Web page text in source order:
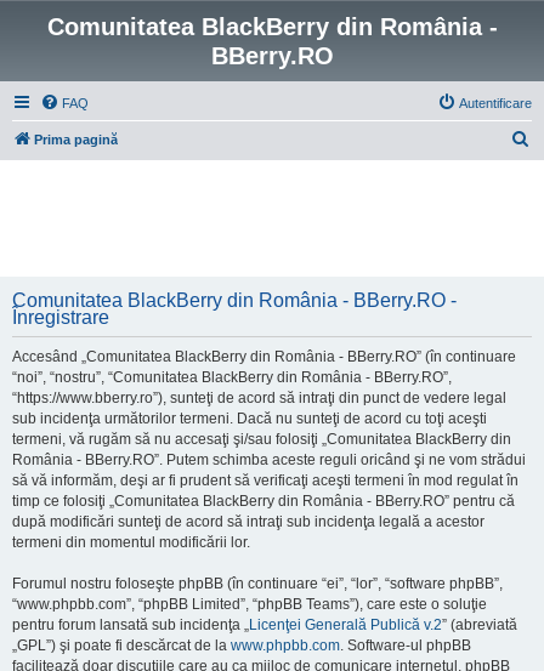
Comunitatea BlackBerry din România -
BBerry.RO
FAQ Autentificare
Prima pagină
Comunitatea BlackBerry din România - BBerry.RO -
Înregistrare
Accesând „Comunitatea BlackBerry din România - BBerry.RO” (în continuare
“noi”, “nostru”, “Comunitatea BlackBerry din România - BBerry.RO”,
“https://www.bberry.ro”), sunteţi de acord să intraţi din punct de vedere legal
sub incidenţa următorilor termeni. Dacă nu sunteţi de acord cu toţi aceşti
termeni, vă rugăm să nu accesaţi şi/sau folosiţi „Comunitatea BlackBerry din
România - BBerry.RO”. Putem schimba aceste reguli oricând şi ne vom strădui
să vă informăm, deşi ar fi prudent să verificaţi aceşti termeni în mod regulat în
timp ce folosiţi „Comunitatea BlackBerry din România - BBerry.RO” pentru că
după modificări sunteţi de acord să intraţi sub incidenţa legală a acestor
termeni din momentul modificării lor.
Forumul nostru foloseşte phpBB (în continuare “ei”, “lor”, “software phpBB”,
“www.phpbb.com”, “phpBB Limited”, “phpBB Teams”), care este o soluţie
pentru forum lansată sub incidenţa „Licenţei Generală Publică v.2” (abreviată
„GPL”) şi poate fi descărcat de la www.phpbb.com. Software-ul phpBB
facilitează doar discuţiile care au ca mijloc de comunicare internetul, phpBB